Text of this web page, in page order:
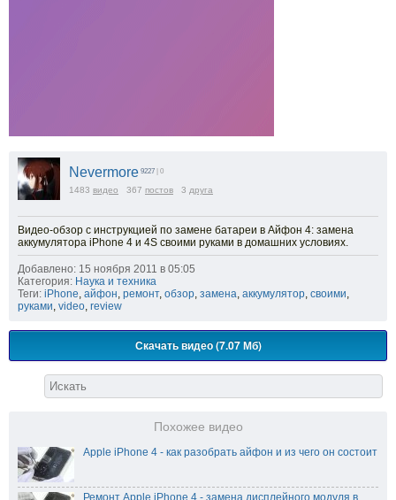
Nevermore 9227 | 0
1483 видео 367 постов 3 друга
Видео-обзор с инструкцией по замене батареи в Айфон 4: замена
аккумулятора iPhone 4 и 4S своими руками в домашних условиях.
Добавлено: 15 ноября 2011 в 05:05
Категория: Наука и техника
Теги: iPhone айфон ремонт, обзор замена аккумулятор своими
руками video review
Скачать видео (7.07 Мб)
Похожее видео
Apple iPhone 4 - как разобрать айфон и из чего он состоит
Ремонт Apple iPhone 4 - замена дисплейного модуля в